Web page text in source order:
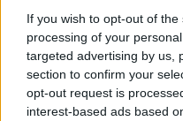
If you wish to opt-out of
processing of your
targeted advertising by us,
section to confirm your
opt-out request is
interest-based ads based